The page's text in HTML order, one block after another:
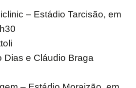
– Estádio Tarcisão, em
Dias e Cláudio Braga